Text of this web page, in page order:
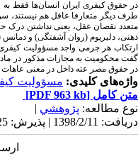
متعدد نقصان عقل، یعنی نداشتن درک
ارتکاب هر جرمی واجد مسؤولیت
در حقوق مصر عته داخل در معنی عاهات
واژه‌های کلیدی: مسؤولیت
متن کامل [PDF 963 kb]
نوع مطالعه: پژوهشي |
دریافت: 1398/2/11 | پذیرش: 1398/5/25